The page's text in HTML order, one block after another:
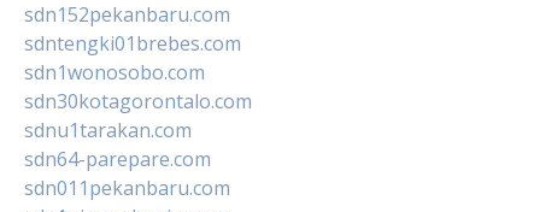
sdn152pekanbaru.com
sdntengki01brebes.com
sdn1wonosobo.com
sdn30kotagorontalo.com
sdnu1tarakan.com
sdn64-parepare.com
sdn011pekanbaru.com